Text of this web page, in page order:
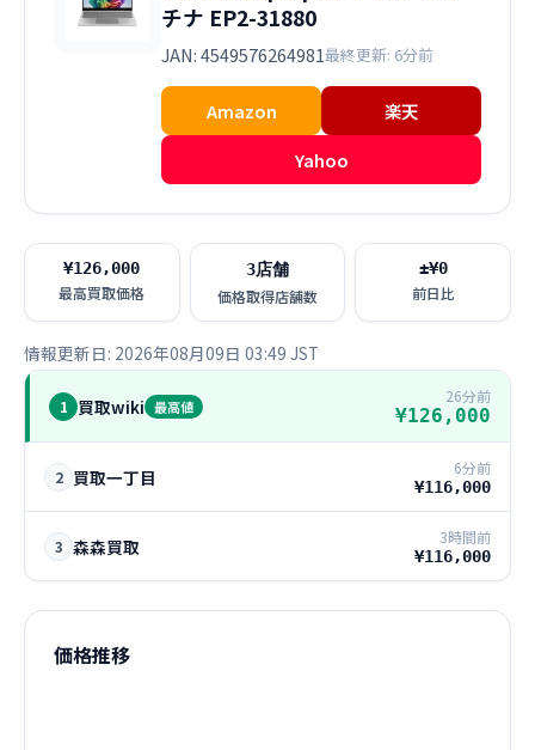
チナ EP2-31880
JAN: 4549576264981最終更新: 6分前
Amazon
楽天
Yahoo
¥126,000
最高買取価格
3店舗
価格取得店舗数
±¥0
前日比
情報更新日: 2026年08月09日 03:49 JST
1 買取wiki 最高値
26分前
¥126,000
2 買取一丁目 6分前
¥116,000
3 森森買取 3時間前
¥116,000
価格推移